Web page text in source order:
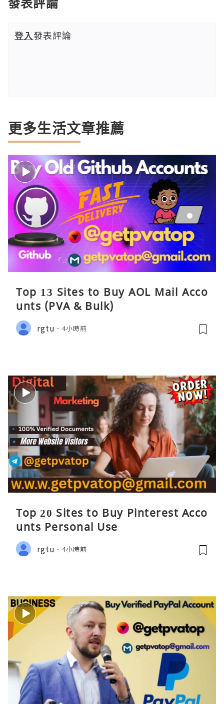
登入發表評論
更多生活文章推薦
Top 13 Sites to Buy AOL Mail Acco
unts (PVA & Bulk)
rgtu 4小時前
Top 20 Sites to Buy Pinterest Acco
unts Personal Use
rgtu 4小時前